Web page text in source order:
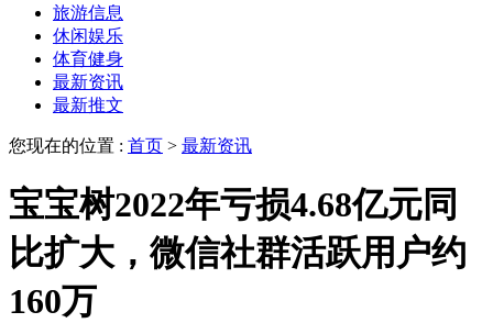
旅游信息
休闲娱乐
体育健身
最新资讯
最新推文
您现在的位置 : 首页 > 最新资讯
宝宝树2022年亏损4.68亿元同
比扩大，微信社群活跃用户约
160万